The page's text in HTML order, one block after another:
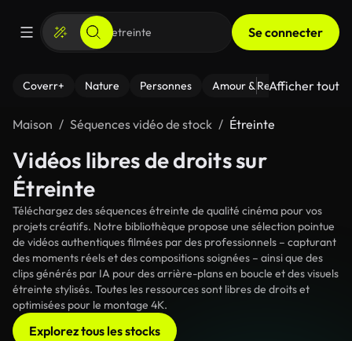
Se connecter
Coverr+ Nature Personnes Amour & Relations Le
Afficher tout
Maison Séquences vidéo de stock Étreinte
Vidéos libres de droits sur
Étreinte
Téléchargez des séquences étreinte de qualité cinéma pour vos
projets créatifs. Notre bibliothèque propose une sélection pointue
de vidéos authentiques filmées par des professionnels – capturant
des moments réels et des compositions soignées – ainsi que des
clips générés par IA pour des arrière-plans en boucle et des visuels
étreinte stylisés. Toutes les ressources sont libres de droits et
optimisées pour le montage 4K.
Explorez tous les stocks